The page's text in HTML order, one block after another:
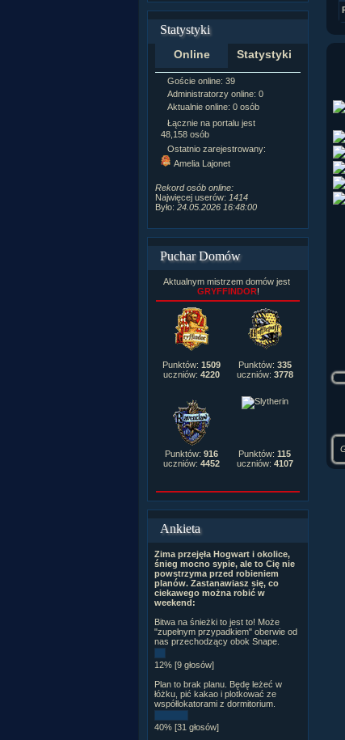
Statystyki
Online Statystyki
Goście online: 39
Administratorzy online: 0
Aktualnie online: 0 osób
Łącznie na portalu jest
48,158 osób
Ostatnio zarejestrowany:
Amelia Lajonet
Rekord osób online:
Najwięcej userów: 1414
Było: 24.05.2026 16:48:00
Zdjęć w
Postów
222,019
Puchar Domów
Aktualnym mistrzem domów jest
GRYFFINDOR!
Punktów: 1509
uczniów: 4220
Punktów: 335
uczniów: 3778
Punktów: 916
uczniów: 4452
Punktów: 115
uczniów: 4107
Ankieta
Zima przejęła Hogwart i okolice,
śnieg mocno sypie, ale to Cię nie
powstrzyma przed robieniem
planów. Zastanawiasz się, co
ciekawego można robić w
weekend:
Bitwa na śnieżki to jest to! Może
"zupełnym przypadkiem" oberwie od
nas przechodzący obok Snape.
12% [9 głosów]
Plan to brak planu. Będę leżeć w
łóżku, pić kakao i plotkować ze
współlokatorami z dormitorium.
40% [31 głosów]